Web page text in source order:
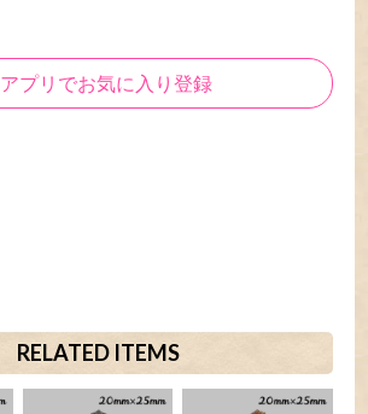
アプリでお気に入り登録
RELATED ITEMS